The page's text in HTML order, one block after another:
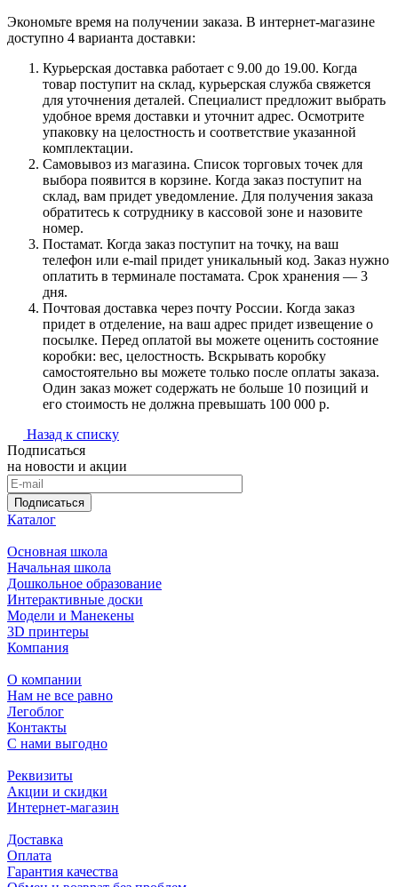
Экономьте время на получении заказа. В интернет-магазине
доступно 4 варианта доставки:
Курьерская доставка работает с 9.00 до 19.00. Когда
товар поступит на склад, курьерская служба свяжется
для уточнения деталей. Специалист предложит выбрать
удобное время доставки и уточнит адрес. Осмотрите
упаковку на целостность и соответствие указанной
комплектации.
Самовывоз из магазина. Список торговых точек для
выбора появится в корзине. Когда заказ поступит на
склад, вам придет уведомление. Для получения заказа
обратитесь к сотруднику в кассовой зоне и назовите
номер.
Постамат. Когда заказ поступит на точку, на ваш
телефон или e-mail придет уникальный код. Заказ нужно
оплатить в терминале постамата. Срок хранения — 3
дня.
Почтовая доставка через почту России. Когда заказ
придет в отделение, на ваш адрес придет извещение о
посылке. Перед оплатой вы можете оценить состояние
коробки: вес, целостность. Вскрывать коробку
самостоятельно вы можете только после оплаты заказа.
Один заказ может содержать не больше 10 позиций и
его стоимость не должна превышать 100 000 р.
Назад к списку
Подписаться
на новости и акции
Подписаться
Каталог
Основная школа
Начальная школа
Дошкольное образование
Интерактивные доски
Модели и Манекены
3D принтеры
Компания
О компании
Нам не все равно
Легоблог
Контакты
С нами выгодно
Реквизиты
Акции и скидки
Интернет-магазин
Доставка
Оплата
Гарантия качества